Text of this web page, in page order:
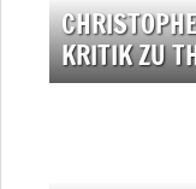
KRITIK ZU